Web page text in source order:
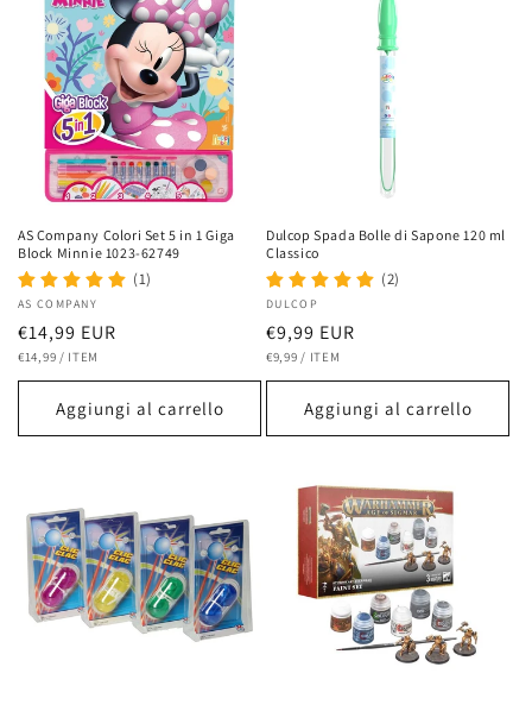
AS Company Colori Set 5 in 1 Giga
Block Minnie 1023-62749
(1)
Fornitore:
AS COMPANY
Prezzo
di
listino
€14,99 EUR
PREZZO
€14,99 / PER
ITEM
Aggiungi al carrello
Dulcop Spada Bolle di Sapone 120 ml
Classico
(2)
Fornitore:
DULCOP
Prezzo
di
listino
€9,99 EUR
PREZZO
€9,99 / PER
ITEM
Aggiungi al carrello